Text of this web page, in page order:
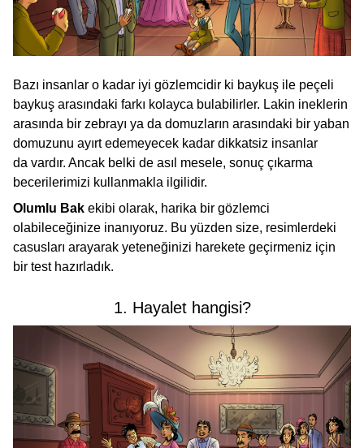
Bazı insanlar o kadar iyi gözlemcidir ki baykuş ile peçeli
baykuş arasındaki farkı kolayca bulabilirler. Lakin ineklerin
arasında bir zebrayı ya da domuzların arasındaki bir yaban
domuzunu ayırt edemeyecek kadar dikkatsiz insanlar
da vardır. Ancak belki de asıl mesele, sonuç çıkarma
becerilerimizi kullanmakla ilgilidir.
Olumlu Bak ekibi olarak, harika bir gözlemci
olabileceğinize inanıyoruz. Bu yüzden size, resimlerdeki
casusları arayarak yeteneğinizi harekete geçirmeniz için
bir test hazırladık.
1. Hayalet hangisi?